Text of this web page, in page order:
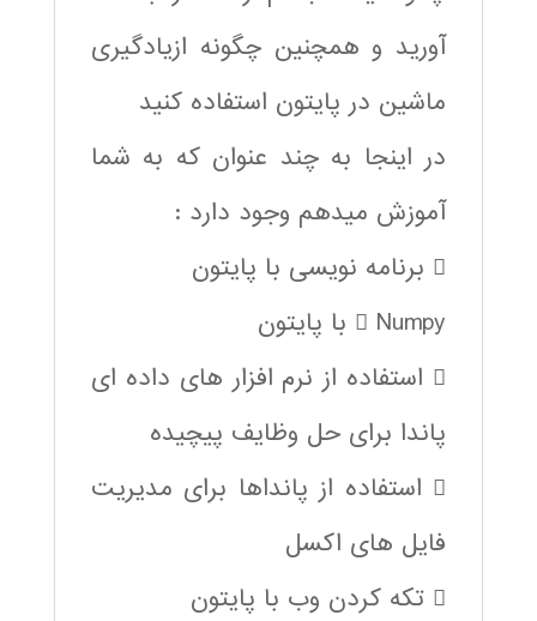
آورید و همچنین چگونه ازیادگیری
ماشین در پایتون استفاده کنید
در اینجا به چند عنوان که به شما
آموزش میدهم وجود دارد :
 برنامه نویسی با پایتون
 Numpy با پایتون
 استفاده از نرم افزار های داده ای
پاندا برای حل وظایف پیچیده
 استفاده از پانداها برای مدیریت
فایل های اکسل
 تکه کردن وب با پایتون